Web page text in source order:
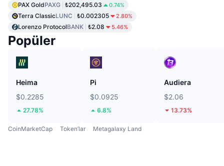
PAX GoldPAXG ₺202,495.03 0.74%
Terra ClassicLUNC ₺0.002305 2.80%
Lorenzo ProtocolBANK ₺2.08 5.46%
Popüler
Heima
$0.2285
27.78%
Pi
$0.0925
6.8%
Audiera
$2.06
13.73%
CoinMarketCap Token’lar Metagalaxy Land